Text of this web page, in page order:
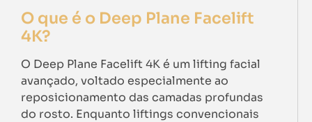
O que é o Deep Plane Facelift
4K?
O Deep Plane Facelift 4K é um lifting facial
avançado, voltado especialmente ao
reposicionamento das camadas profundas
do rosto. Enquanto liftings convencionais